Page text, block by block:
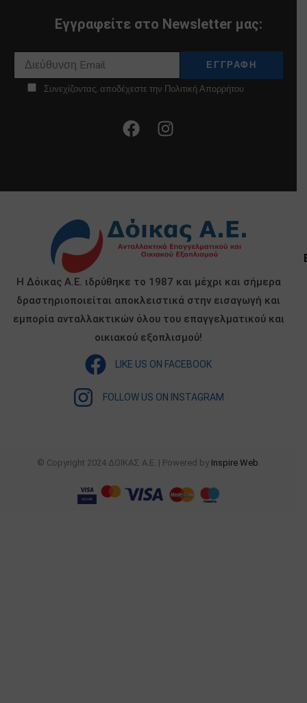
Εγγραφείτε στο Newsletter μας:
Συνεχίζοντας, αποδέχεστε την Πολιτική Απορρήτου
Η Δόικας Α.Ε. ιδρύθηκε το 1987 και μέχρι και σήμερα
δραστηριοποιείται αποκλειστικά στην εισαγωγή και
εμπορία ανταλλακτικών όλου του επαγγελματικού και
οικιακού εξοπλισμού!
LIKE US ON FACEBOOK
FOLLOW US ON INSTAGRAM
© Copyright 2024 ΔΟΙΚΑΣ Α.Ε. | Powered by Inspire Web